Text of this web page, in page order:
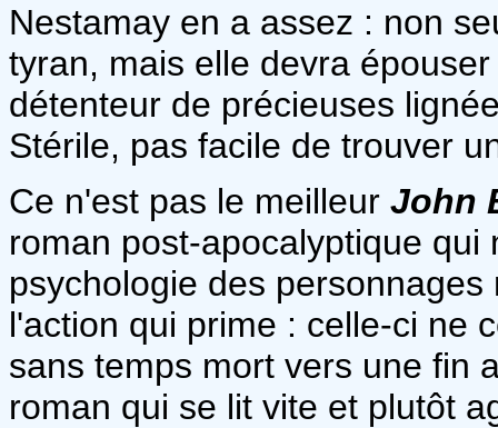
Nestamay en a assez : non
tyran, mais elle devra
détenteur de précieuses
Stérile, pas facile de trouver
Ce n'est pas le meilleur John
roman post-apocalyptique
psychologie des
l'action qui prime : celle-ci ne
sans temps mort vers une fin
roman qui se lit vite et plutôt